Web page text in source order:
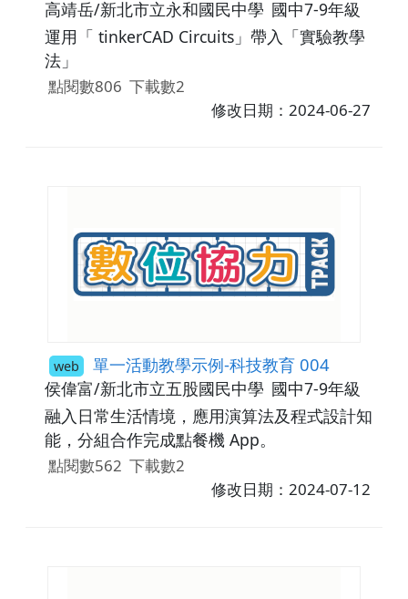
高靖岳/新北市立永和國民中學 國中7-9年級
運用「 tinkerCAD Circuits」帶入「實驗教學
法」
點閱數806 下載數2
修改日期：2024-06-27
web 單一活動教學示例-科技教育 004
侯偉富/新北市立五股國民中學 國中7-9年級
融入日常生活情境，應用演算法及程式設計知
能，分組合作完成點餐機 App。
點閱數562 下載數2
修改日期：2024-07-12